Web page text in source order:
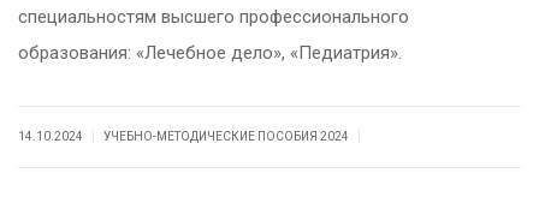
специальностям высшего профессионального
образования: «Лечебное дело», «Педиатрия».
14.10.2024 УЧЕБНО-МЕТОДИЧЕСКИЕ ПОСОБИЯ 2024